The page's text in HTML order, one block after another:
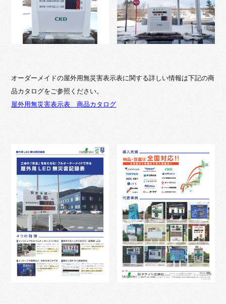
オーダーメイドの屋外用無災害表示表に関する詳しい情報は下記の商
品カタログをご参照ください。
屋外用無災害表示表 商品カタログ